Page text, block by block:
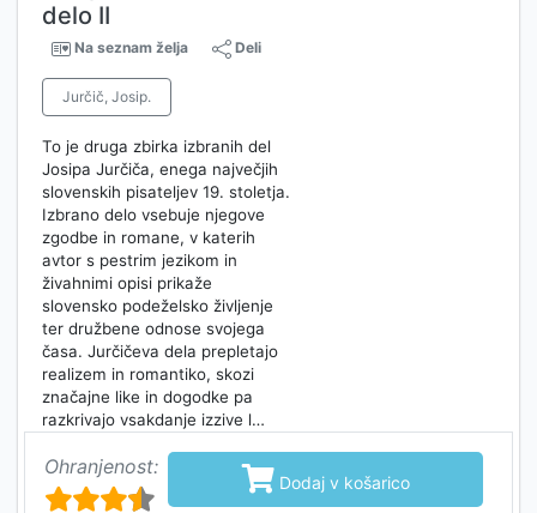
delo II
Na seznam želja Deli
Jurčič, Josip.
To je druga zbirka izbranih del
Josipa Jurčiča, enega največjih
slovenskih pisateljev 19. stoletja.
Izbrano delo vsebuje njegove
zgodbe in romane, v katerih
avtor s pestrim jezikom in
živahnimi opisi prikaže
slovensko podeželsko življenje
ter družbene odnose svojega
časa. Jurčičeva dela prepletajo
realizem in romantiko, skozi
značajne like in dogodke pa
razkrivajo vsakdanje izzive l…
Ohranjenost:  Dodaj v košarico